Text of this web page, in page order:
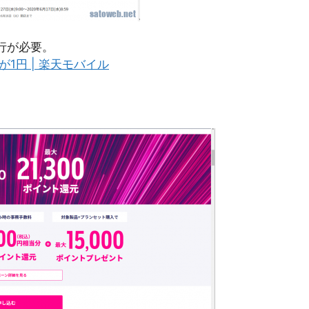
必要。
1円 | 楽天モバイル